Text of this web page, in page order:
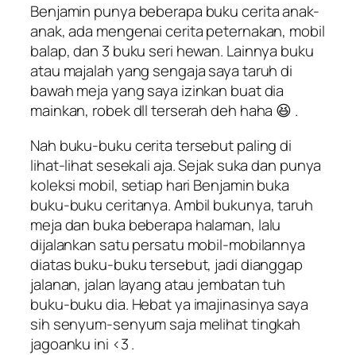
Benjamin punya beberapa buku cerita anak-
anak, ada mengenai cerita peternakan, mobil
balap, dan 3 buku seri hewan. Lainnya buku
atau majalah yang sengaja saya taruh di
bawah meja yang saya izinkan buat dia
mainkan, robek dll terserah deh haha 😆 .
Nah buku-buku cerita tersebut paling di
lihat-lihat sesekali aja. Sejak suka dan punya
koleksi mobil, setiap hari Benjamin buka
buku-buku ceritanya. Ambil bukunya, taruh
meja dan buka beberapa halaman, lalu
dijalankan satu persatu mobil-mobilannya
diatas buku-buku tersebut, jadi dianggap
jalanan, jalan layang atau jembatan tuh
buku-buku dia. Hebat ya imajinasinya saya
sih senyum-senyum saja melihat tingkah
jagoanku ini <3 .